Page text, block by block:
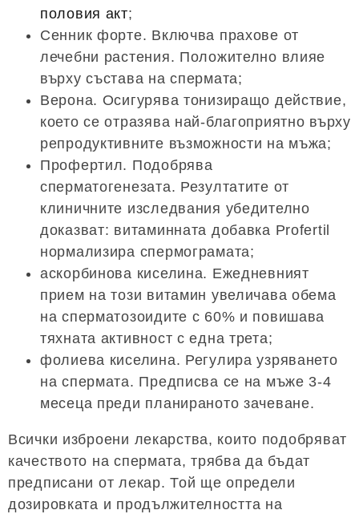
половия акт;
Сенник форте. Включва прахове от
лечебни растения. Положително влияе
върху състава на спермата;
Верона. Осигурява тонизиращо действие,
което се отразява най-благоприятно върху
репродуктивните възможности на мъжа;
Профертил. Подобрява
сперматогенезата. Резултатите от
клиничните изследвания убедително
доказват: витаминната добавка Profertil
нормализира спермограмата;
аскорбинова киселина. Ежедневният
прием на този витамин увеличава обема
на сперматозоидите с 60% и повишава
тяхната активност с една трета;
фолиева киселина. Регулира узряването
на спермата. Предписва се на мъже 3-4
месеца преди планираното зачеване.
Всички изброени лекарства, които подобряват
качеството на спермата, трябва да бъдат
предписани от лекар. Той ще определи
дозировката и продължителността на